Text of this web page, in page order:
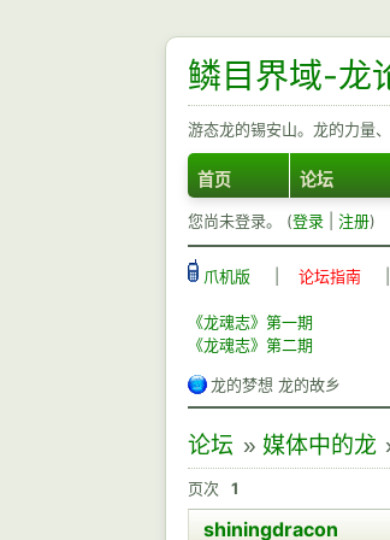
鳞目界域-龙
游态龙的锡安山。龙的力量
首页 论坛
您尚未登录。 (登录 注册)
爪机版 论坛指南
《龙魂志》第一期
《龙魂志》第二期
龙的梦想 龙的故乡
论坛 » 媒体中的龙
页次 1
shiningdracon